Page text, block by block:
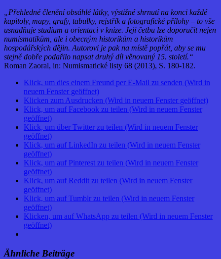
„Přehledné členění obsáhlé látky, výstižné shrnutí na konci každé
kapitoly, mapy, grafy, tabulky, rejstřík a fotografické přílohy – to vše
usnadňuje studium a orientaci v knize. Její četbu lze doporučit nejen
numismatikům, ale i obecným historikům a historikům
hospodářských dějin. Autorovi je pak na místě popřát, aby se mu
stejně dobře podařilo napsat druhý díl věnovaný 15. století.“
Roman Zaoral, in: Numismatické listy 68 (2013), S. 180-182.
Klick, um dies einem Freund per E-Mail zu senden (Wird in
neuem Fenster geöffnet)
Klicken zum Ausdrucken (Wird in neuem Fenster geöffnet)
Klick, um auf Facebook zu teilen (Wird in neuem Fenster
geöffnet)
Klick, um über Twitter zu teilen (Wird in neuem Fenster
geöffnet)
Klick, um auf LinkedIn zu teilen (Wird in neuem Fenster
geöffnet)
Klick, um auf Pinterest zu teilen (Wird in neuem Fenster
geöffnet)
Klick, um auf Reddit zu teilen (Wird in neuem Fenster
geöffnet)
Klick, um auf Tumblr zu teilen (Wird in neuem Fenster
geöffnet)
Klicken, um auf WhatsApp zu teilen (Wird in neuem Fenster
geöffnet)
Ähnliche Beiträge